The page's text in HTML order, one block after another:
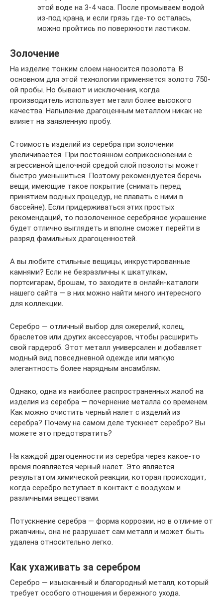
этой воде на 3-4 часа. После промываем водой
из-под крана, и если грязь где-то осталась,
можно пройтись по поверхности ластиком.
Золочение
На изделие тонким слоем наносится позолота. В
основном для этой технологии применяется золото 750-
ой пробы. Но бывают и исключения, когда
производитель использует металл более высокого
качества. Напыление драгоценным металлом никак не
влияет на заявленную пробу.
Стоимость изделий из серебра при золочении
увеличивается. При постоянном соприкосновении с
агрессивной щелочной средой слой позолоты может
быстро уменьшиться. Поэтому рекомендуется беречь
вещи, имеющие такое покрытие (снимать перед
принятием водных процедур, не плавать с ними в
бассейне). Если придерживаться этих простых
рекомендаций, то позолоченное серебряное украшение
будет отлично выглядеть и вполне сможет перейти в
разряд фамильных драгоценностей.
А вы любите стильные вещицы, инкрустированные
камнями? Если не безразличны к шкатулкам,
портсигарам, брошам, то заходите в онлайн-каталоги
нашего сайта — в них можно найти много интересного
для коллекции.
Серебро — отличный выбор для ожерелий, колец,
браслетов или других аксессуаров, чтобы расширить
свой гардероб. Этот металл универсален и добавляет
модный вид повседневной одежде или мягкую
элегантность более нарядным ансамблям.
Однако, одна из наиболее распространенных жалоб на
изделия из серебра — почернение металла со временем.
Как можно очистить черный налет с изделий из
серебра? Почему на самом деле тускнеет серебро? Вы
можете это предотвратить?
На каждой драгоценности из серебра через какое-то
время появляется черный налет. Это является
результатом химической реакции, которая происходит,
когда серебро вступает в контакт с воздухом и
различными веществами.
Потускнение серебра — форма коррозии, но в отличие от
ржавчины, она не разрушает сам металл и может быть
удалена относительно легко.
Как ухаживать за серебром
Серебро — изысканный и благородный металл, который
требует особого отношения и бережного ухода.